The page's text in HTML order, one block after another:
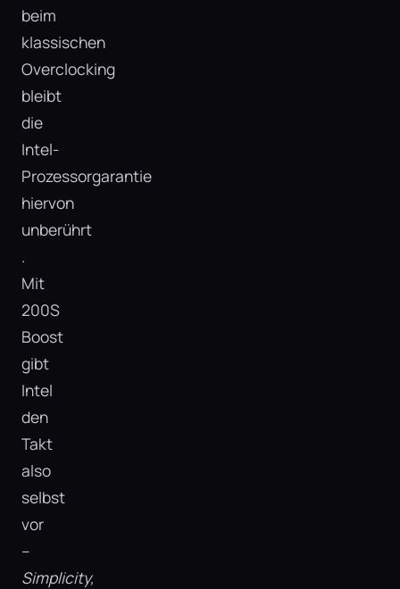
beim
klassischen
Overclocking
bleibt
die
Intel-
Prozessorgarantie
hiervon
unberührt​
.
Mit
200S
Boost
gibt
Intel
den
Takt
also
selbst
vor
–
Simplicity,